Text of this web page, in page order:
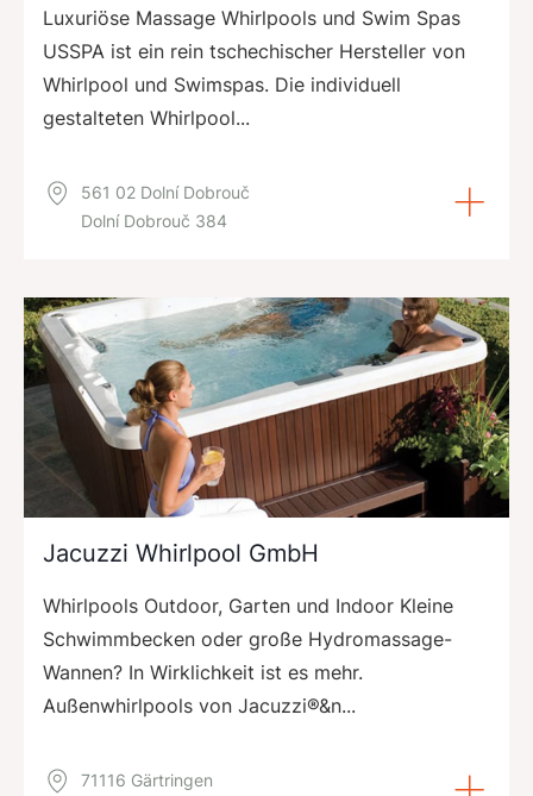
Luxuriöse Massage Whirlpools und Swim Spas
USSPA ist ein rein tschechischer Hersteller von
Whirlpool und Swimspas. Die individuell
gestalteten Whirlpool...
561 02 Dolní Dobrouč
Dolní Dobrouč 384
Jacuzzi Whirlpool GmbH
Whirlpools Outdoor, Garten und Indoor Kleine
Schwimmbecken oder große Hydromassage-
Wannen? In Wirklichkeit ist es mehr.
Außenwhirlpools von Jacuzzi®&n...
71116 Gärtringen